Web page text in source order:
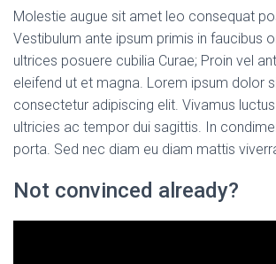
Molestie augue sit amet leo consequat
Vestibulum ante ipsum primis in faucibus
ultrices posuere cubilia Curae; Proin vel
eleifend ut et magna. Lorem ipsum dolor
consectetur adipiscing elit. Vivamus
ultricies ac tempor dui sagittis. In
porta. Sed nec diam eu diam mattis
Not convinced already?